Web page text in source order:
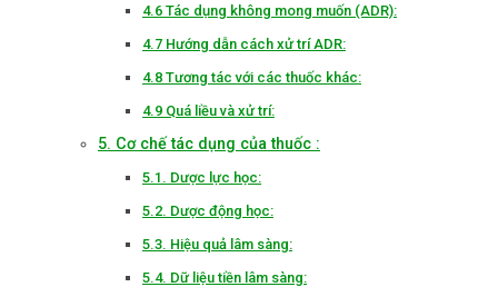
4.6 Tác dụng không mong muốn (ADR):
4.7 Hướng dẫn cách xử trí ADR:
4.8 Tương tác với các thuốc khác:
4.9 Quá liều và xử trí:
5. Cơ chế tác dụng của thuốc :
5.1. Dược lực học:
5.2. Dược động học:
5.3. Hiệu quả lâm sàng:
5.4. Dữ liệu tiền lâm sàng: